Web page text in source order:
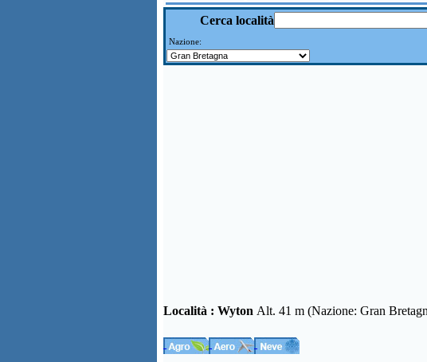
Cerca località
Nazione:
Località : Wyton Alt. 41 m (Nazione: Gran